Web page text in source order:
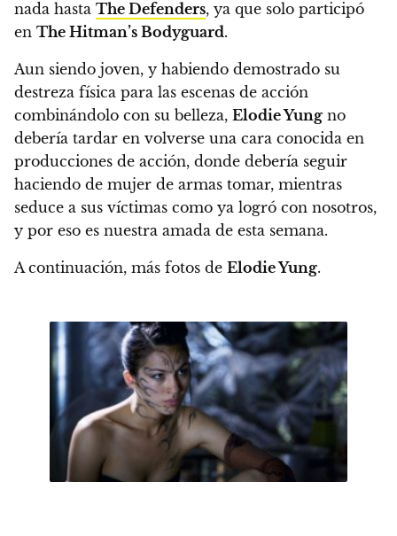
nada hasta The Defenders, ya que solo participó
en The Hitman’s Bodyguard.
Aun siendo joven, y habiendo demostrado su
destreza física para las escenas de acción
combinándolo con su belleza, Elodie Yung no
debería tardar en volverse una cara conocida en
producciones de acción, donde debería seguir
haciendo de mujer de armas tomar, mientras
seduce a sus víctimas como ya logró con nosotros,
y por eso es nuestra amada de esta semana.
A continuación, más fotos de Elodie Yung.